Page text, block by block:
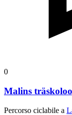
0
Malins
Percorso ciclabile a